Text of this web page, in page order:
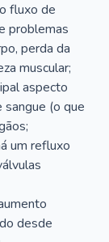
fluxo de
problemas
perda da
muscular;
aspecto
(o que
um refluxo
desde